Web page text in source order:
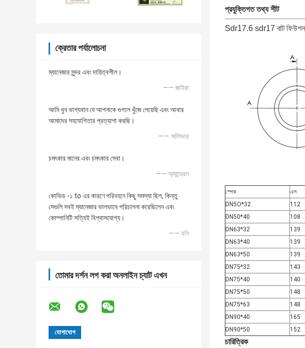
ক্রেতার পর্যালোচনা
ম্যানেজার সুন্দর এবং দায়িত্বশীল।
—— জাইরা
আমি খুব ভাগ্যবান যে আপনাকে গুগলে খুঁজে পেয়েছি এবং আবার
আমাদের সহযোগিতার প্রত্যাশা করছি।
—— অলিভার
চমৎকার মানের এবং চমৎকার সেবা।
—— অ্যান্ড্রেন
কোভিড -১ to এর কারণে পরিবহনে কিছু সমস্যা ছিল, কিন্তু
সেগুলি সবই ম্যানেজার ভালভাবে পরিচালনা করেছিলেন এবং
কোম্পানিটি সত্যিই বিশ্বাসযোগ্য।
—— বনি
তোমার দর্শন লগ করা অনলাইন চ্যাট এখন
প্রযুক্তিগত তথ্য শীট
Sdr17.6 sdr17 বাট ফিউশন
স্পেক এল
DN5O*32
112
DN50*40
108
DN63*32
139
DN63*40
139
DN63*50
139
DN75*32
143
DN75*40
140
DN75*50
148
DN75*63
148
DN90*40
165
DN90*50
152
চারিত্রিক